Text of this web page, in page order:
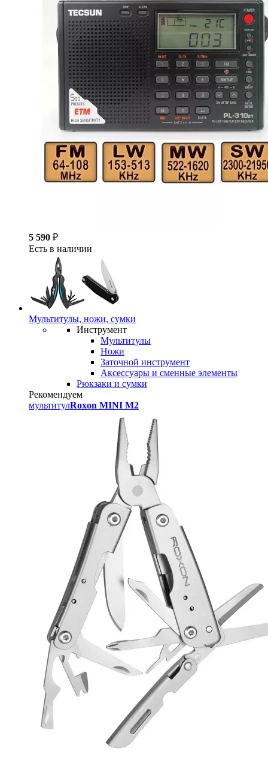
5 590 ₽
Есть в наличии
Мультитулы, ножи, сумки
Инструмент
Мультитулы
Ножи
Заточной инструмент
Аксессуары и сменные элементы
Рюкзаки и сумки
Рекомендуем
мультитулRoxon MINI M2